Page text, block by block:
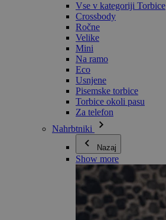
Vse v kategoriji Torbice
Crossbody
Ročne
Velike
Mini
Na ramo
Eco
Usnjene
Pisemske torbice
Torbice okoli pasu
Za telefon
Nahrbtniki
Nazaj
Show more